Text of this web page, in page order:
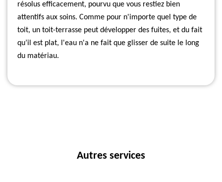
résolus efficacement, pourvu que vous restiez bien
attentifs aux soins. Comme pour n'importe quel type de
toit, un toit-terrasse peut développer des fuites, et du fait
qu’il est plat, l'eau n'a ne fait que glisser de suite le long
du matériau.
Autres services